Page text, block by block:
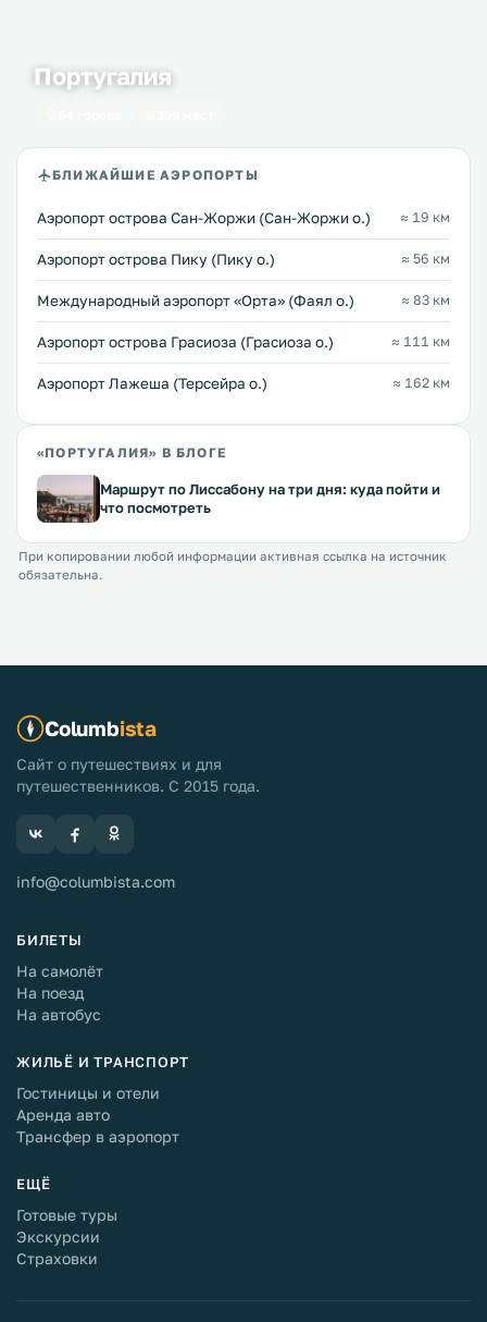
Португалия
БЛИЖАЙШИЕ АЭРОПОРТЫ
Аэропорт острова Сан-Жоржи (Сан-Жоржи о.) ≈ 19 км
Аэропорт острова Пику (Пику о.) ≈ 56 км
Международный аэропорт «Орта» (Фаял о.) ≈ 83 км
Аэропорт острова Грасиоза (Грасиоза о.) ≈ 111 км
Аэропорт Лажеша (Терсейра о.) ≈ 162 км
«ПОРТУГАЛИЯ» В БЛОГЕ
Маршрут по Лиссабону на три дня: куда пойти и
что посмотреть
При копировании любой информации активная ссылка на источник
обязательна.
Columbista
Сайт о путешествиях и для
путешественников. С 2015 года.
info@columbista.com
БИЛЕТЫ
На самолёт
На поезд
На автобус
ЖИЛЬЁ И ТРАНСПОРТ
Гостиницы и отели
Аренда авто
Трансфер в аэропорт
ЕЩЁ
Готовые туры
Экскурсии
Страховки